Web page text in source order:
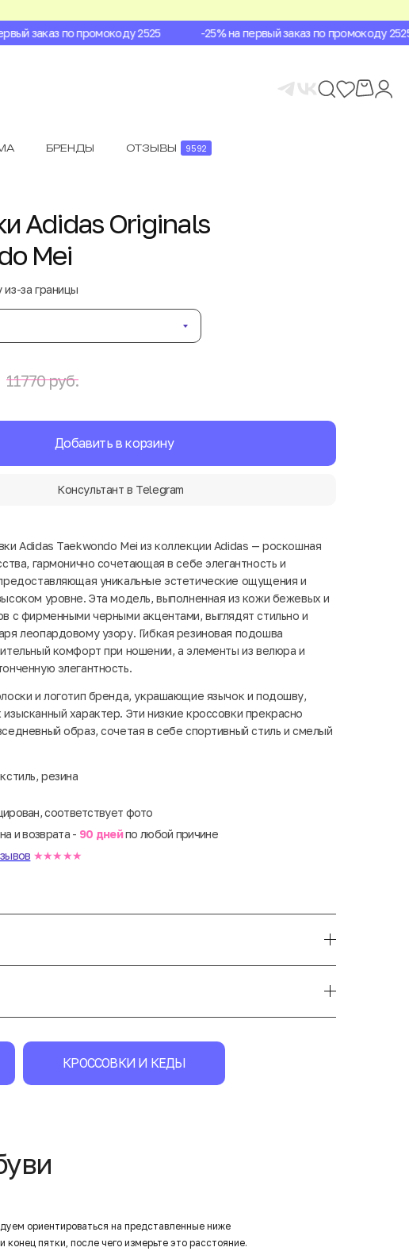
заказ по промокоду 2525 -25% на первый заказ по промокоду 2525
БРЕНДЫ ОТЗЫВЫ 9592
Adidas Originals
Mei
из-за границы
11770 руб.
Добавить в корзину
Консультант в Telegram
Adidas Taekwondo Mei из коллекции Adidas — роскошная
гармонично сочетающая в себе элегантность и
уникальные эстетические ощущения и
уровне. Эта модель, выполненная из кожи бежевых и
с фирменными черными акцентами, выглядят стильно и
леопардовому узору. Гибкая резиновая подошва
комфорт при ношении, а элементы из велюра и
элегантность.
и логотип бренда, украшающие язычок и подошву,
характер. Эти низкие кроссовки прекрасно
образ, сочетая в себе спортивный стиль и смелый
резина
соответствует фото
и возврата - 90 днейпо любой причине
★★★★★
КРОССОВКИ И КЕДЫ
ориентироваться на представленные ниже
пятки, после чего измерьте это расстояние.